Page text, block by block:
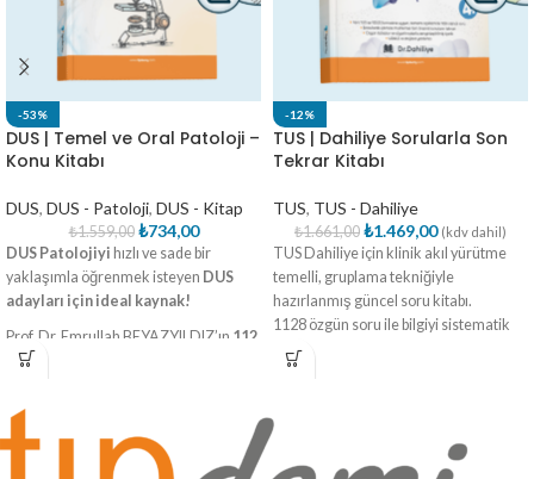
-53%
DUS | Temel ve Oral Patoloji –
Konu Kitabı
DUS, DUS - Patoloji, DUS - Kitap
₺1.559,00 ₺734,00
DUS Patolojiyi hızlı ve sade bir
yaklaşımla öğrenmek isteyen DUS
adayları için ideal kaynak!
Prof. Dr. Emrullah BEYAZYILDIZ’ın 112
sayfalık bu eseri
sistematikle sunuyor.
-12%
TUS | Dahiliye Sorularla Son
Tekrar Kitabı
TUS, TUS - Dahiliye
₺1.661,00 ₺1.469,00 (kdv dahil)
TUS Dahiliye için klinik akıl yürütme
temelli, gruplama tekniğiyle
hazırlanmış güncel soru kitabı.
1128 özgün soru ile bilgiyi sistematik
şekilde pekiştir, sınav refleksini
geliştir.